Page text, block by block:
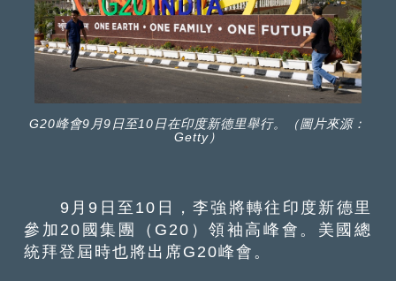
G20峰會9月9日至10日在印度新德里舉行。（圖片來源：
Getty）
9月9日至10日，李強將轉往印度新德里
參加20國集團（G20）領袖高峰會。美國總
統拜登屆時也將出席G20峰會。